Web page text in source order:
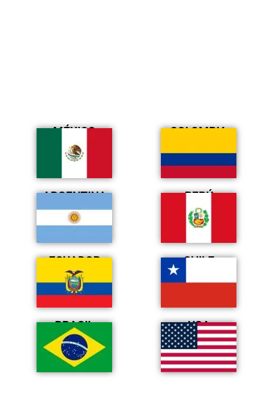
MÉXICO COLOMBIA
ARGENTINA PERÚ
ECUADOR CHILE
BRASIL USA